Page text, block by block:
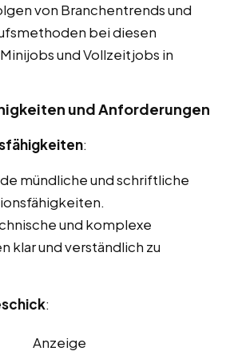
von Branchentrends und
bei diesen
und Vollzeitjobs in
und Anforderungen
:
mündliche und schriftliche
und komplexe
klar und verständlich zu
:
Anzeige